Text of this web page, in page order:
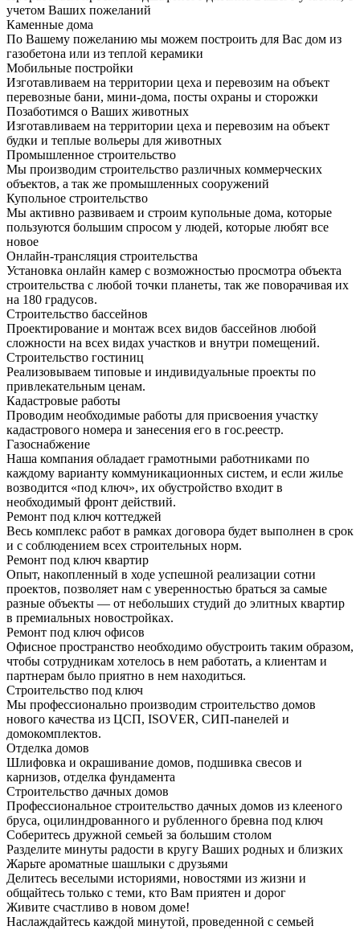
учетом Ваших пожеланий
Каменные дома
По Вашему пожеланию мы можем построить для Вас дом из
газобетона или из теплой керамики
Мобильные постройки
Изготавливаем на территории цеха и перевозим на объект
перевозные бани, мини-дома, посты охраны и сторожки
Позаботимся о Ваших животных
Изготавливаем на территории цеха и перевозим на объект
будки и теплые вольеры для животных
Промышленное строительство
Мы производим строительство различных коммерческих
объектов, а так же промышленных сооружений
Купольное строительство
Мы активно развиваем и строим купольные дома, которые
пользуются большим спросом у людей, которые любят все
новое
Онлайн-трансляция строительства
Установка онлайн камер с возможностью просмотра объекта
строительства с любой точки планеты, так же поворачивая их
на 180 градусов.
Строительство бассейнов
Проектирование и монтаж всех видов бассейнов любой
сложности на всех видах участков и внутри помещений.
Строительство гостиниц
Реализовываем типовые и индивидуальные проекты по
привлекательным ценам.
Кадастровые работы
Проводим необходимые работы для присвоения участку
кадастрового номера и занесения его в гос.реестр.
Газоснабжение
Наша компания обладает грамотными работниками по
каждому варианту коммуникационных систем, и если жилье
возводится «под ключ», их обустройство входит в
необходимый фронт действий.
Ремонт под ключ коттеджей
Весь комплекс работ в рамках договора будет выполнен в срок
и с соблюдением всех строительных норм.
Ремонт под ключ квартир
Опыт, накопленный в ходе успешной реализации сотни
проектов, позволяет нам с уверенностью браться за самые
разные объекты — от небольших студий до элитных квартир
в премиальных новостройках.
Ремонт под ключ офисов
Офисное пространство необходимо обустроить таким образом,
чтобы сотрудникам хотелось в нем работать, а клиентам и
партнерам было приятно в нем находиться.
Строительство под ключ
Мы профессионально производим строительство домов
нового качества из ЦСП, ISOVER, СИП-панелей и
домокомплектов.
Отделка домов
Шлифовка и окрашивание домов, подшивка свесов и
карнизов, отделка фундамента
Строительство дачных домов
Профессиональное строительство дачных домов из клееного
бруса, оцилиндрованного и рубленного бревна под ключ
Соберитесь дружной семьей за большим столом
Разделите минуты радости в кругу Ваших родных и близких
Жарьте ароматные шашлыки с друзьями
Делитесь веселыми историями, новостями из жизни и
общайтесь только с теми, кто Вам приятен и дорог
Живите счастливо в новом доме!
Наслаждайтесь каждой минутой, проведенной с семьей